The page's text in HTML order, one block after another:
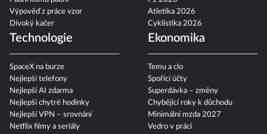
Výpověď z práce vzor
Divoký kačer
Atletika 2026
Cyklistika 2026
Technologie
SpaceX na burze
Nejlepší telefony
Nejlepší AI zdarma
Nejlepší chytré hodinky
Nejlepší VPN – srovnání
Netflix filmy a seriály
Ekonomika
Temu a clo
Spořicí účty
Superdávka – změny
Chybějící roky k důchodu
Minimální mzda 2027
Vedro v práci